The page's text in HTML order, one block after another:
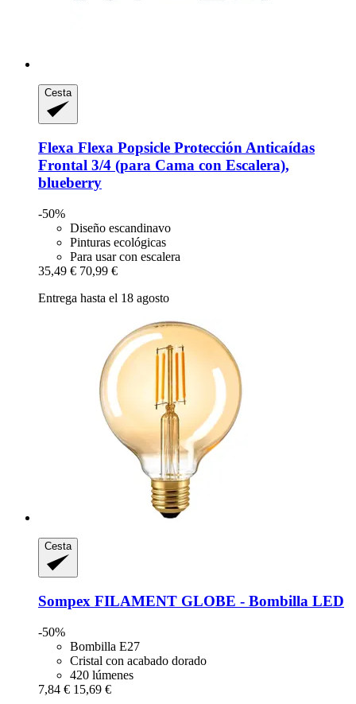
Cesta
Flexa Flexa Popsicle Protección Anticaídas
Frontal 3/4 (para Cama con Escalera),
blueberry
-50%
Diseño escandinavo
Pinturas ecológicas
Para usar con escalera
35,49 € 70,99 €
Entrega hasta el 18 agosto
Cesta
Sompex FILAMENT GLOBE -​ Bombilla LED
-50%
Bombilla E27
Cristal con acabado dorado
420 lúmenes
7,84 € 15,69 €